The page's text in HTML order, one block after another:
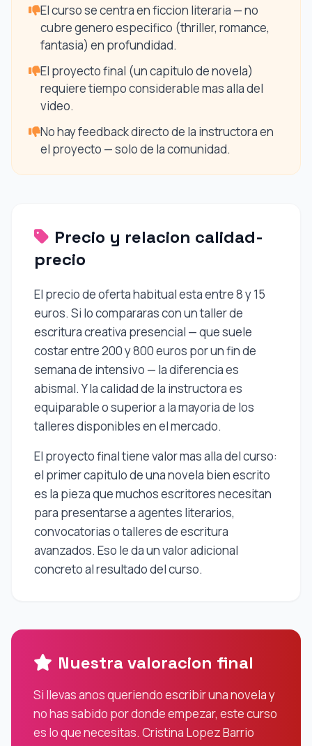
El curso se centra en ficcion literaria — no
cubre genero especifico (thriller, romance,
fantasia) en profundidad.
El proyecto final (un capitulo de novela)
requiere tiempo considerable mas alla del
video.
No hay feedback directo de la instructora en
el proyecto — solo de la comunidad.
Precio y relacion calidad-
precio
El precio de oferta habitual esta entre 8 y 15
euros. Si lo compararas con un taller de
escritura creativa presencial — que suele
costar entre 200 y 800 euros por un fin de
semana de intensivo — la diferencia es
abismal. Y la calidad de la instructora es
equiparable o superior a la mayoria de los
talleres disponibles en el mercado.
El proyecto final tiene valor mas alla del curso:
el primer capitulo de una novela bien escrito
es la pieza que muchos escritores necesitan
para presentarse a agentes literarios,
convocatorias o talleres de escritura
avanzados. Eso le da un valor adicional
concreto al resultado del curso.
Nuestra valoracion final
Si llevas anos queriendo escribir una novela y
no has sabido por donde empezar, este curso
es lo que necesitas. Cristina Lopez Barrio